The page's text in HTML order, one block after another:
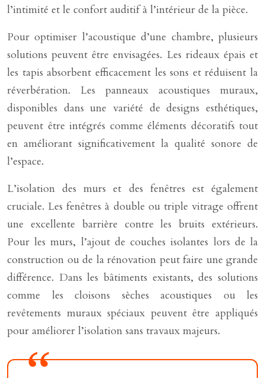
l’intimité et le confort auditif à l’intérieur de la pièce.
Pour optimiser l’acoustique d’une chambre, plusieurs
solutions peuvent être envisagées. Les rideaux épais et
les tapis absorbent efficacement les sons et réduisent la
réverbération. Les panneaux acoustiques muraux,
disponibles dans une variété de designs esthétiques,
peuvent être intégrés comme éléments décoratifs tout
en améliorant significativement la qualité sonore de
l’espace.
L’isolation des murs et des fenêtres est également
cruciale. Les fenêtres à double ou triple vitrage offrent
une excellente barrière contre les bruits extérieurs.
Pour les murs, l’ajout de couches isolantes lors de la
construction ou de la rénovation peut faire une grande
différence. Dans les bâtiments existants, des solutions
comme les cloisons sèches acoustiques ou les
revêtements muraux spéciaux peuvent être appliqués
pour améliorer l’isolation sans travaux majeurs.